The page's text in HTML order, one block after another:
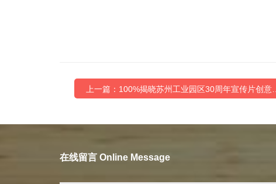
上一篇：100%揭晓苏州工业园区30周年宣传片创意…
在线留言 Online Message